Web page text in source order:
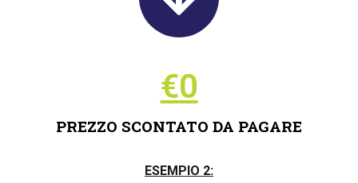
PREZZO SCONTATO DA PAGARE
€0
ESEMPIO 2: